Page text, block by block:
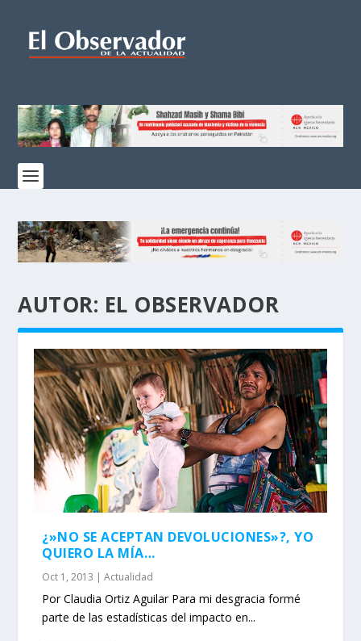
AUTOR: EL OBSERVADOR
¿»NO SE ACEPTAN DEVOLUCIONES»?, YO
QUIERO LA MÍA…
Oct 1, 2013 |Actualidad
Por Claudia Ortiz Aguilar Para mi desgracia formé
parte de las estadísticas del impacto en...